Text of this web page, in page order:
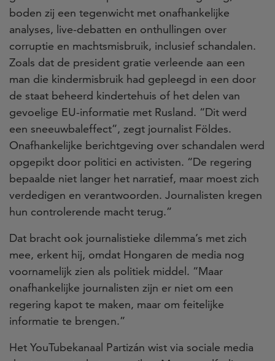
boden zij een tegenwicht met onafhankelijke
analyses, live-debatten en onthullingen over
corruptie en machtsmisbruik, inclusief schandalen.
Zoals dat de president gratie verleende aan een
man die kindermisbruik had gepleegd in een door
de staat beheerd kindertehuis of het delen van
gevoelige EU-informatie met Rusland. “Dit werd
een sneeuwbaleffect”, zegt journalist Földes.
Onafhankelijke berichtgeving over schandalen werd
opgepikt door politici en activisten. “De regering
bepaalde niet langer het narratief, maar moest zich
verdedigen en verantwoorden. Journalisten kregen
hun controlerende macht terug.”
Dat bracht ook journalistieke dilemma’s met zich
mee, erkent hij, omdat Hongaren de media nog
voornamelijk zien als politiek middel. “Maar
onafhankelijke journalisten zijn er niet om een
regering kapot te maken, maar om feitelijke
informatie te brengen.”
Het YouTubekanaal Partizán wist via sociale media